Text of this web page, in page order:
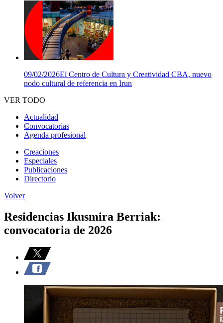
09/02/2026El Centro de Cultura y Creatividad CBA, nuevo
nodo cultural de referencia en Irun
VER TODO
Actualidad
Convocatorias
Agenda profesional
Creaciones
Especiales
Publicaciones
Directorio
Volver
Residencias Ikusmira Berriak:
convocatoria de 2026